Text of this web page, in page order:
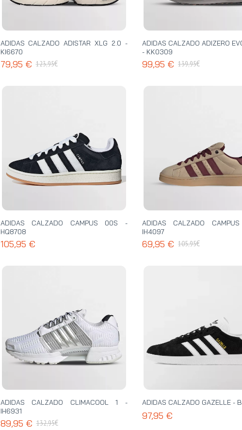
ADIDAS CALZADO ADISTAR XLG 2.0 -
KI6670
79,95 € 123,95€
ADIDAS CALZADO ADIZERO
- KK0309
99,95 € 139,95€
ADIDAS CALZADO CAMPUS 00S -
HQ8708
105,95 €
ADIDAS CALZADO
IH4097
69,95 € 105,95€
ADIDAS CALZADO CLIMACOOL 1 -
IH6931
89,95 € 132,95€
ADIDAS CALZADO GAZELLE -
97,95 €